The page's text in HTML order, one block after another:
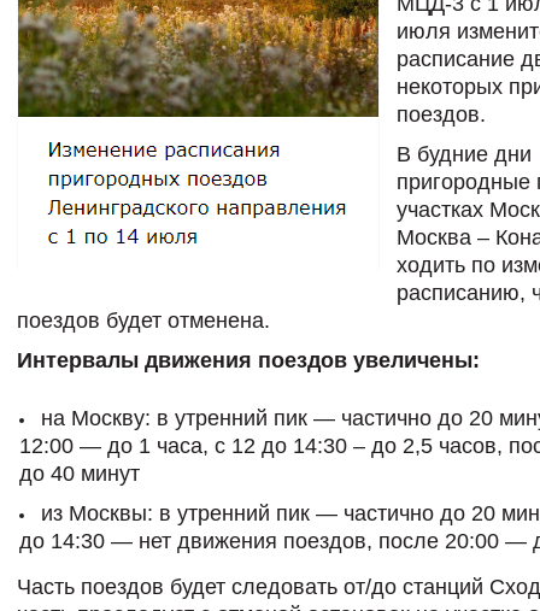
июля
расписание
некоторых
поездов.
В будние дни
пригородные
участках
Москва –
ходить по
расписанию,
поездов будет отменена.
Интервалы движения поездов увеличены:
на Москву: в утренний пик — частично до 20
12:00 — до 1 часа, с 12 до 14:30 – до 2,5 часов,
до 40 минут
из Москвы: в утренний пик — частично до 20
до 14:30 — нет движения поездов, после 20:00 —
Часть поездов будет следовать от/до станций